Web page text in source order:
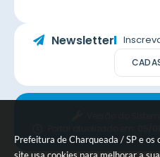
Prefeitura de Charqueada / SP e os
Newsletter